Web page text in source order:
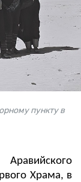
пункту в
Храма, в